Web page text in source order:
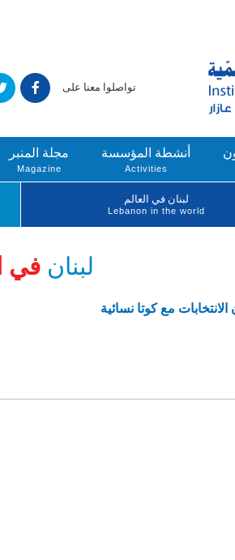
تواصلوا معنا على
أنشطة المؤسسة
Activities
مجلة المنبر
Magazine
لبنان في العالم
Lebanon in the world
لبنان في
مع كوتا نسائية